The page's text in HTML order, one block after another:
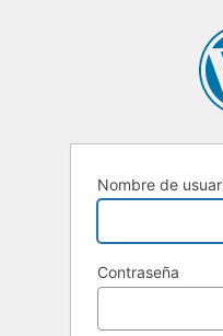
Nombre de
Contraseña